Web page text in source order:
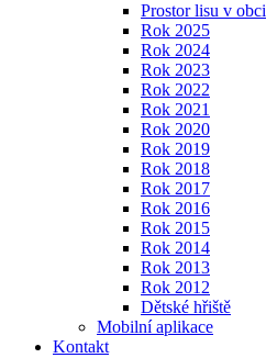
Prostor lisu v obci
Rok 2025
Rok 2024
Rok 2023
Rok 2022
Rok 2021
Rok 2020
Rok 2019
Rok 2018
Rok 2017
Rok 2016
Rok 2015
Rok 2014
Rok 2013
Rok 2012
Dětské hřiště
Mobilní aplikace
Kontakt